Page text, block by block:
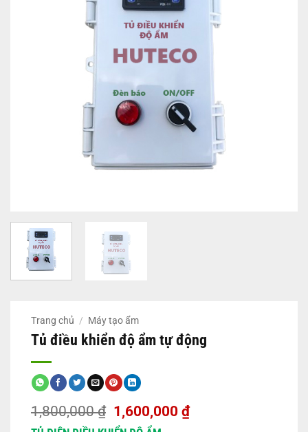
Trang chủ / Máy tạo ẩm
Tủ điều khiển độ ẩm tự động
1,800,000₫ Giá
gốc
1,600,000₫Giá